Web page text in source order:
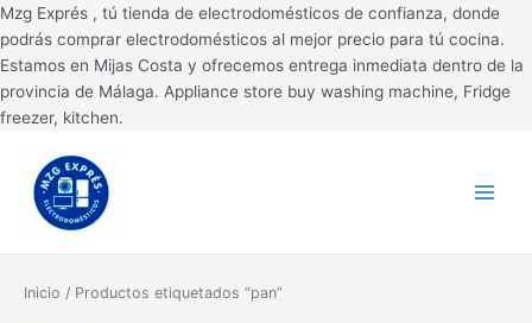
Mzg Exprés , tú tienda de electrodomésticos de confianza, donde
podrás comprar electrodomésticos al mejor precio para tú cocina.
Estamos en Mijas Costa y ofrecemos entrega inmediata dentro de la
provincia de Málaga. Appliance store buy washing machine, Fridge
freezer, kitchen.
Ir
al
contenido
Menu
Inicio / Productos etiquetados “pan”